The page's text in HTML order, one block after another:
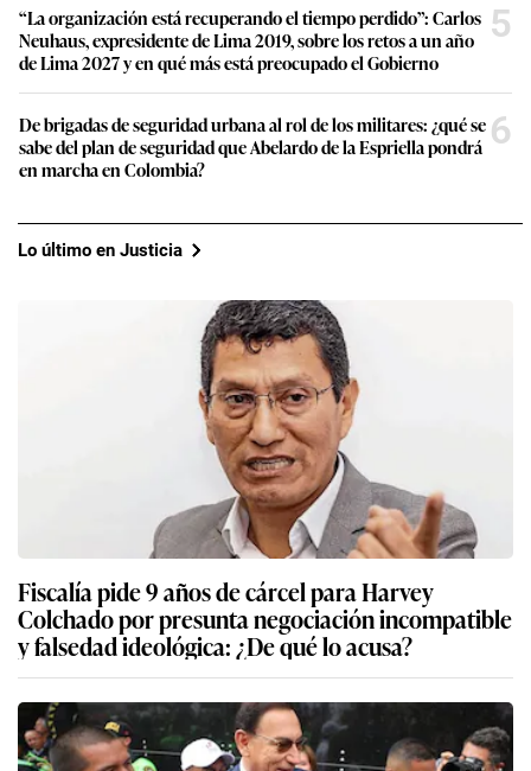
“La organización está recuperando el tiempo perdido”: Carlos
Neuhaus, expresidente de Lima 2019, sobre los retos a un año
de Lima 2027 y en qué más está preocupado el Gobierno
5
De brigadas de seguridad urbana al rol de los militares: ¿qué se
sabe del plan de seguridad que Abelardo de la Espriella pondrá
en marcha en Colombia?
6
Lo último en Justicia
Fiscalía pide 9 años de cárcel para Harvey
Colchado por presunta negociación incompatible
y falsedad ideológica: ¿De qué lo acusa?